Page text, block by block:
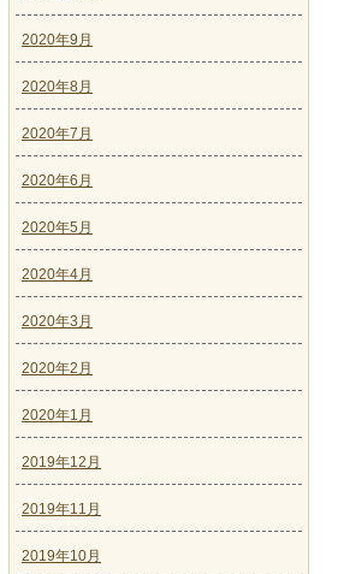
2020年9月
2020年8月
2020年7月
2020年6月
2020年5月
2020年4月
2020年3月
2020年2月
2020年1月
2019年12月
2019年11月
2019年10月